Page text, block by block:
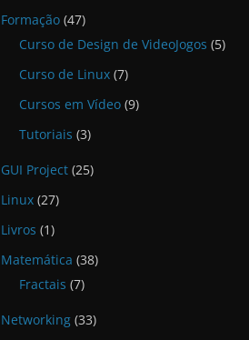
Formação (47)
Curso de Design de VideoJogos (5)
Curso de Linux (7)
Cursos em Vídeo (9)
Tutoriais (3)
GUI Project (25)
Linux (27)
Livros (1)
Matemática (38)
Fractais (7)
Networking (33)